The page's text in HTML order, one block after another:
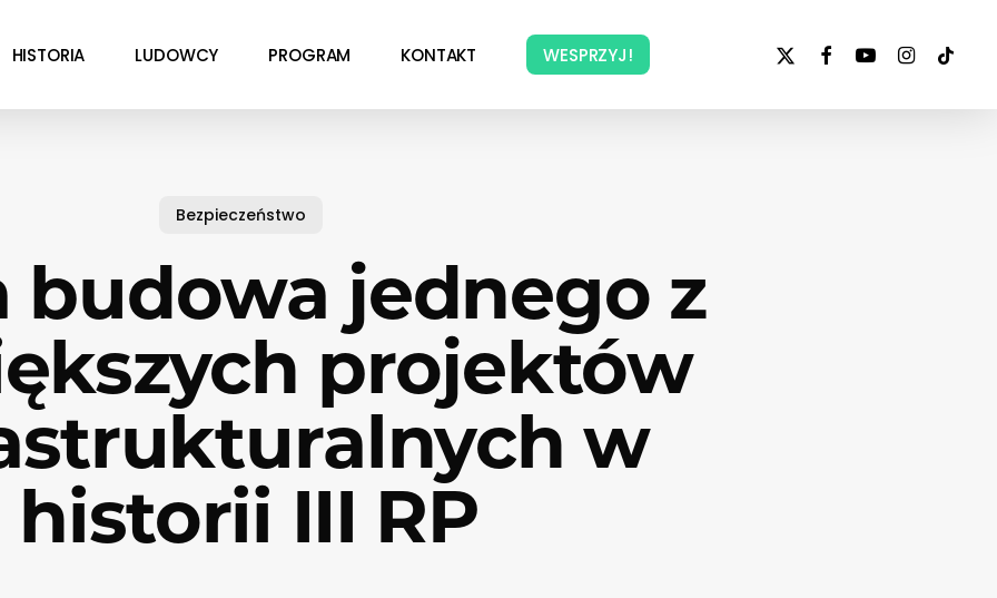
HISTORIA LUDOWCY PROGRAM KONTAKT WESPRZYJ!
x-
facebookyoutubeinstagram
tiktok
Bezpieczeństwo
budowa jednego z
projektów
w
historii III RP